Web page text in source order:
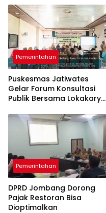
Pemerintahan
Puskesmas Jatiwates
Gelar Forum Konsultasi
Publik Bersama Lokakarya
Tingkatkan Mutu
Pelayanan Kesehatan
Jombang
Pemerintahan
DPRD Jombang Dorong
Pajak Restoran Bisa
Dioptimalkan